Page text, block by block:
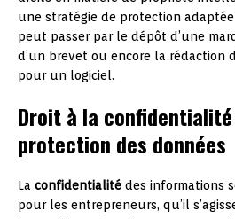
une stratégie de protection adaptée
peut passer par le dépôt d’une
d’un brevet ou encore la rédaction
pour un logiciel.
Droit à la
protection des données
La confidentialité des informations
pour les entrepreneurs, qu’il